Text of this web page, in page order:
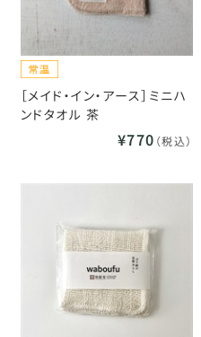
［メイド・イン・アース］ミニハ
ンドタオル 茶
¥770 （税込）